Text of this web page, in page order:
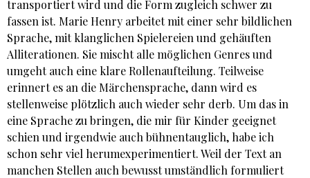
transportiert wird und die Form zugleich schwer zu
fassen ist. Marie Henry arbeitet mit einer sehr bildlichen
Sprache, mit klanglichen Spielereien und gehäuften
Alliterationen. Sie mischt alle möglichen Genres und
umgeht auch eine klare Rollenaufteilung. Teilweise
erinnert es an die Märchensprache, dann wird es
stellenweise plötzlich auch wieder sehr derb. Um das in
eine Sprache zu bringen, die mir für Kinder geeignet
schien und irgendwie auch bühnentauglich, habe ich
schon sehr viel herumexperimentiert. Weil der Text an
manchen Stellen auch bewusst umständlich formuliert